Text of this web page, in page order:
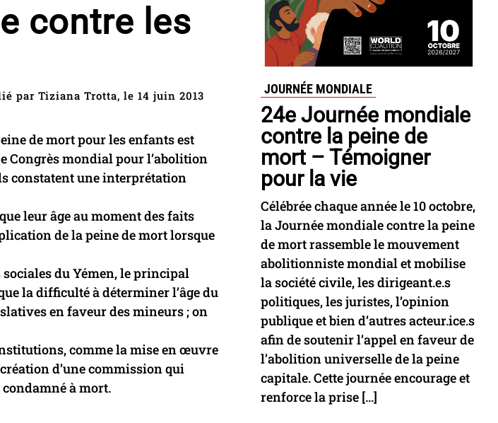
contre les
par Tiziana Trotta, le 14 juin 2013
de mort pour les enfants est
Congrès mondial pour l’abolition
constatent une interprétation
leur âge au moment des faits
de la peine de mort lorsque
du Yémen, le principal
la difficulté à déterminer l’âge du
en faveur des mineurs ; on
comme la mise en œuvre
d’une commission qui
condamné à mort.
JOURNÉE MONDIALE
24e Journée mondiale
contre la peine de
mort – Témoigner
pour la vie
Célébrée chaque année le 10 octobre,
la Journée mondiale contre la peine
de mort rassemble le mouvement
abolitionniste mondial et mobilise
la société civile, les dirigeant.e.s
politiques, les juristes, l’opinion
publique et bien d’autres acteur.ice.s
afin de soutenir l’appel en faveur de
l’abolition universelle de la peine
capitale. Cette journée encourage et
renforce la prise […]